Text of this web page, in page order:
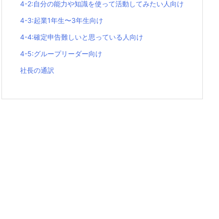
4-2:自分の能力や知識を使って活動してみたい人向け
4-3:起業1年生〜3年生向け
4-4:確定申告難しいと思っている人向け
4-5:グループリーダー向け
社長の通訳